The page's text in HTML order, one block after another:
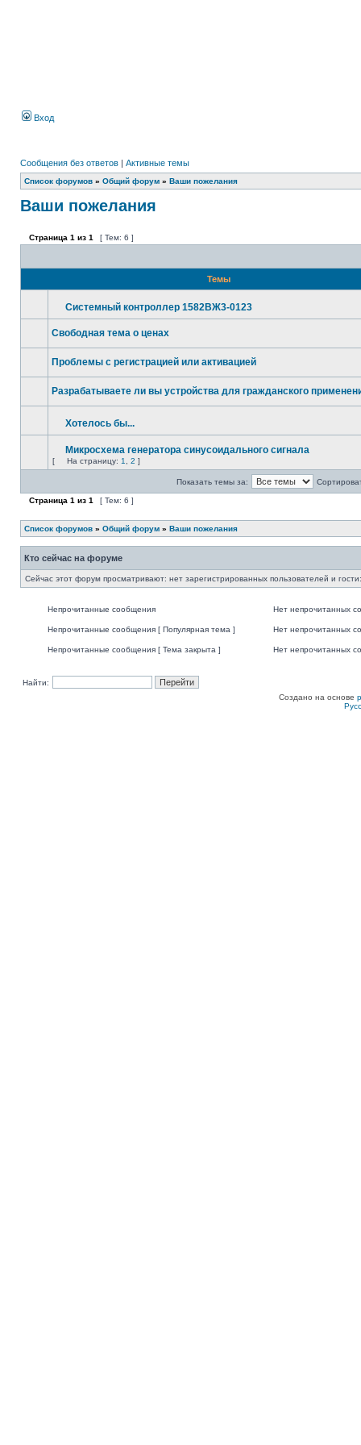
Вход
Сообщения без ответов | Активные темы
Список форумов » Общий форум » Ваши пожелания
Ваши пожелания
Страница 1 из 1 [ Тем: 6 ]
Темы
Системный контроллер 1582ВЖ3-0123
Свободная тема о ценах
Проблемы с регистрацией или активацией
Разрабатываете ли вы устройства для гражданского
Хотелось бы...
Микросхема генератора синусоидального сигнала
[ На страницу: 1 2 ]
Показать темы за:
Страница 1 из 1 [ Тем: 6 ]
Список форумов » Общий форум » Ваши пожелания
Кто сейчас на форуме
Сейчас этот форум просматривают: нет зарегистрированных пользователей и
Непрочитанные сообщения Нет непрочитанных
Непрочитанные сообщения [ Популярная тема ] Нет непрочитанных
Непрочитанные сообщения [ Тема закрыта ] Нет непрочитанных
Найти:
Создано на основе